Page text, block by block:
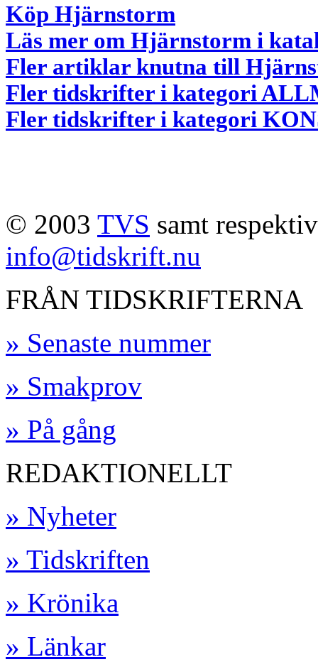
Köp Hjärnstorm
Läs mer om Hjärnstorm i
Fler artiklar knutna till
Fler tidskrifter i kategori
Fler tidskrifter i kategori
© 2003 TVS samt
info@tidskrift.nu
FRÅN TIDSKRIFTERNA
» Senaste nummer
» Smakprov
» På gång
REDAKTIONELLT
» Nyheter
» Tidskriften
» Krönika
» Länkar